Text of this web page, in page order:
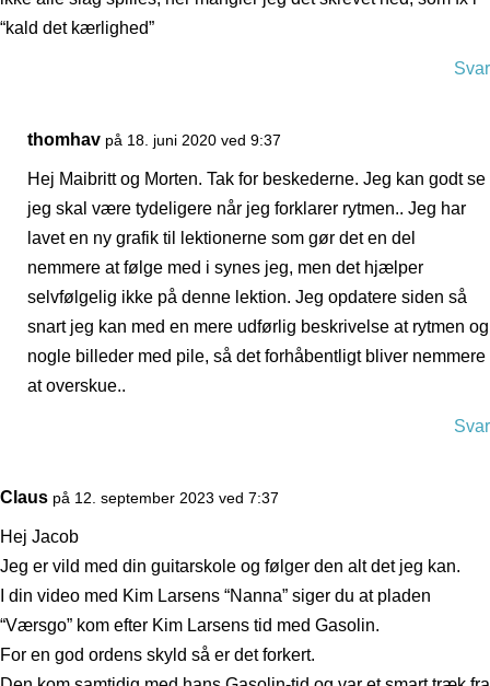
“kald det kærlighed”
Svar
thomhav på 18. juni 2020 ved 9:37
Hej Maibritt og Morten. Tak for beskederne. Jeg kan godt se
jeg skal være tydeligere når jeg forklarer rytmen.. Jeg har
lavet en ny grafik til lektionerne som gør det en del
nemmere at følge med i synes jeg, men det hjælper
selvfølgelig ikke på denne lektion. Jeg opdatere siden så
snart jeg kan med en mere udførlig beskrivelse at rytmen og
nogle billeder med pile, så det forhåbentligt bliver nemmere
at overskue..
Svar
Claus på 12. september 2023 ved 7:37
Hej Jacob
Jeg er vild med din guitarskole og følger den alt det jeg kan.
I din video med Kim Larsens “Nanna” siger du at pladen
“Værsgo” kom efter Kim Larsens tid med Gasolin.
For en god ordens skyld så er det forkert.